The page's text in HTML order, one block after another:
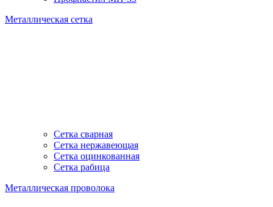
Металлическая сетка
Сетка сварная
Сетка нержавеющая
Сетка оцинкованная
Сетка рабица
Металлическая проволока